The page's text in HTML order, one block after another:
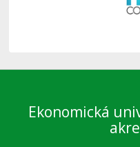
Ekonomická